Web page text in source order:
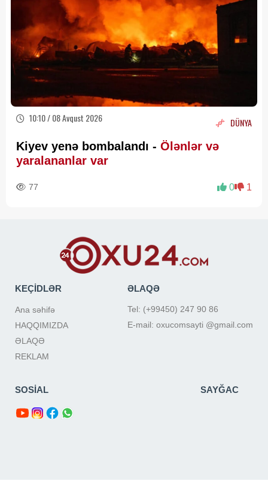
10:10 / 08 Avqust 2026 DÜNYA
Kiyev yenə bombalandı - Ölənlər və
yaralananlar var
77 0 1
KEÇİDLƏR
Ana səhifə
HAQQIMIZDA
ƏLAQƏ
REKLAM
ƏLAQƏ
Tel: (+99450) 247 90 86
E-mail: oxucomsayti @gmail.com
SOSİAL SAYĞAC